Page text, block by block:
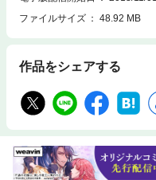
ファイルサイズ
48.92 MB
作品をシェアする